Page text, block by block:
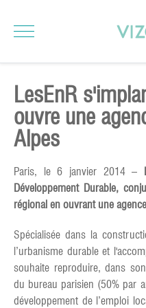
LesEnR
ouvre une
Alpes
Paris, le 6 janvier 2014 –
Développement Durable,
régional en ouvrant une
Spécialisée dans la
l’urbanisme durable et
souhaite reproduire, dans
du bureau parisien (50% par
développement de l’emploi